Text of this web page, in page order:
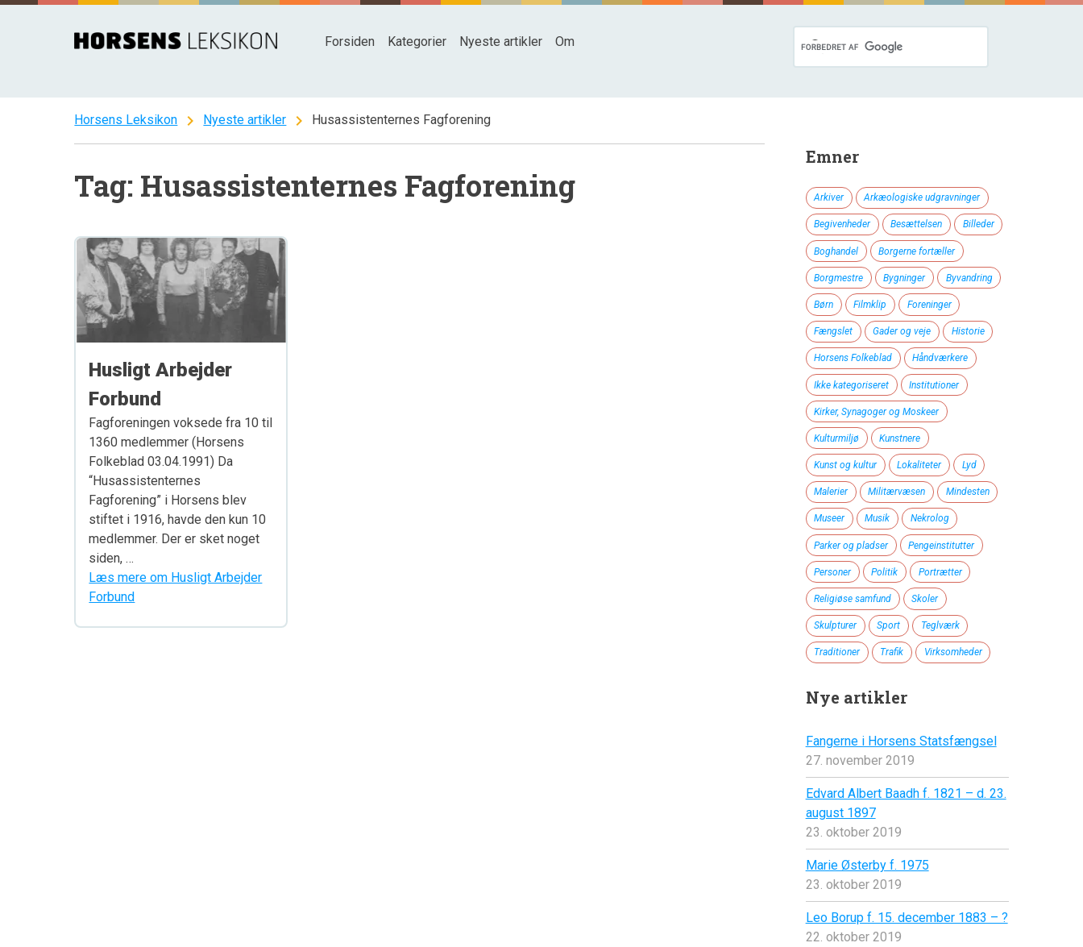
Spring
Forsiden Kategorier Nyeste artikler Om
Horsens Leksikon chevron_right Nyeste artikler chevron_right Husassistenternes Fagforening
Tag: Husassistenternes Fagforening
Husligt Arbejder
Forbund
Fagforeningen voksede fra 10 til
1360 medlemmer (Horsens
Folkeblad 03.04.1991) Da
“Husassistenternes
Fagforening” i Horsens blev
stiftet i 1916, havde den kun 10
medlemmer. Der er sket noget
siden, …
Læs mere om Husligt Arbejder
Forbund
Emner
Arkiver Arkæologiske udgravninger
Begivenheder Besættelsen Billeder
Boghandel Borgerne fortæller
Borgmestre Bygninger Byvandring
Børn Filmklip Foreninger
Fængslet Gader og veje Historie
Horsens Folkeblad Håndværkere
Ikke kategoriseret Institutioner
Kirker, Synagoger og Moskeer
Kulturmiljø Kunstnere
Kunst og kultur Lokaliteter Lyd
Malerier Militærvæsen Mindesten
Museer Musik Nekrolog
Parker og pladser Pengeinstitutter
Personer Politik Portrætter
Religiøse samfund Skoler
Skulpturer Sport Teglværk
Traditioner Trafik Virksomheder
Nye artikler
Fangerne i Horsens Statsfængsel
27. november 2019
Edvard Albert Baadh f. 1821 – d. 23.
august 1897
23. oktober 2019
Marie Østerby f. 1975
23. oktober 2019
Leo Borup f. 15. december 1883 – ?
22. oktober 2019